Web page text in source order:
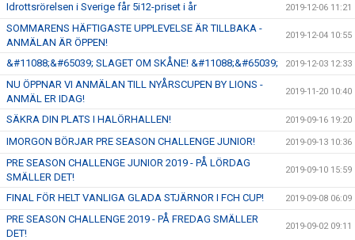
Idrottsrörelsen i Sverige får 5i12-priset i år 2019-12-06 11:21
SOMMARENS HÄFTIGASTE UPPLEVELSE ÄR TILLBAKA -
ANMÄLAN ÄR ÖPPEN!
2019-12-04 10:55
&#11088;&#65039; SLAGET OM SKÅNE! &#11088;&#65039; 2019-12-03 12:33
NU ÖPPNAR VI ANMÄLAN TILL NYÅRSCUPEN BY LIONS -
ANMÄL ER IDAG!
2019-11-20 10:40
SÄKRA DIN PLATS I HALÖRHALLEN! 2019-09-16 19:20
IMORGON BÖRJAR PRE SEASON CHALLENGE JUNIOR! 2019-09-13 10:36
PRE SEASON CHALLENGE JUNIOR 2019 - PÅ LÖRDAG
SMÄLLER DET!
2019-09-10 15:59
FINAL FÖR HELT VANLIGA GLADA STJÄRNOR I FCH CUP! 2019-09-08 06:09
PRE SEASON CHALLENGE 2019 - PÅ FREDAG SMÄLLER
DET!
2019-09-02 09:11